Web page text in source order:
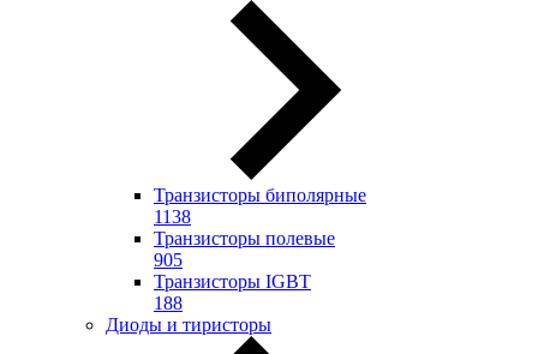
Транзисторы биполярные
1138
Транзисторы полевые
905
Транзисторы IGBT
188
Диоды и тиристоры